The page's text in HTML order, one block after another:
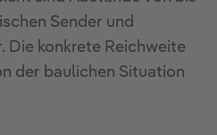
Sender und
Die konkrete Reichweite
der baulichen Situation